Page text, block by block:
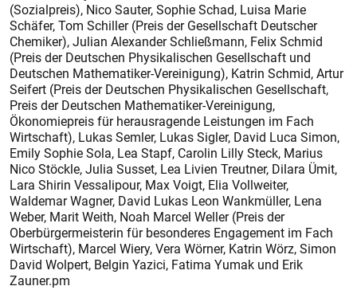
(Sozialpreis), Nico Sauter, Sophie Schad, Luisa Marie
Schäfer, Tom Schiller (Preis der Gesellschaft Deutscher
Chemiker), Julian Alexander Schließmann, Felix Schmid
(Preis der Deutschen Physikalischen Gesellschaft und
Deutschen Mathematiker-Vereinigung), Katrin Schmid, Artur
Seifert (Preis der Deutschen Physikalischen Gesellschaft,
Preis der Deutschen Mathematiker-Vereinigung,
Ökonomiepreis für herausragende Leistungen im Fach
Wirtschaft), Lukas Semler, Lukas Sigler, David Luca Simon,
Emily Sophie Sola, Lea Stapf, Carolin Lilly Steck, Marius
Nico Stöckle, Julia Susset, Lea Livien Treutner, Dilara Ümit,
Lara Shirin Vessalipour, Max Voigt, Elia Vollweiter,
Waldemar Wagner, David Lukas Leon Wankmüller, Lena
Weber, Marit Weith, Noah Marcel Weller (Preis der
Oberbürgermeisterin für besonderes Engagement im Fach
Wirtschaft), Marcel Wiery, Vera Wörner, Katrin Wörz, Simon
David Wolpert, Belgin Yazici, Fatima Yumak und Erik
Zauner.pm